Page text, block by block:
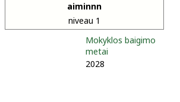
aiminnn
niveau 1
Mokyklos baigimo
metai
2028